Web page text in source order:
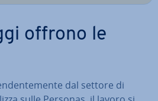
offrono le
dal settore di